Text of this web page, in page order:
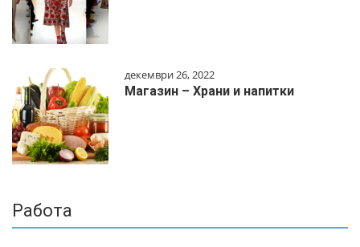
декември 26, 2022
Магазин – Храни и напитки
Работа